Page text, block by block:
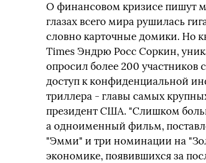
О финансовом кризисе пишут
глазах всего мира рушилась
словно карточные домики. Но
Times Эндрю Росс Соркин,
опросил более 200 участников
доступ к конфиденциальной
триллера - главы самых
президент США. "Слишком
а одноименный фильм,
"Эмми" и три номинации на
экономике, появившихся за